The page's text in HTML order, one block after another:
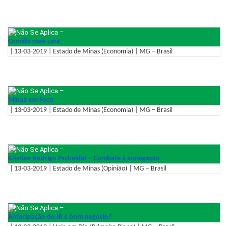
–
Comida mais cara
| 13-03-2019 | Estado de Minas (Economia) | MG – Brasil
–
Mina$ em Foco
| 13-03-2019 | Estado de Minas (Economia) | MG – Brasil
–
Kristian Rodrigo Pscheidet – Combate à sonegação
| 13-03-2019 | Estado de Minas (Opinião) | MG – Brasil
–
Antecipação do IR é bom negócio?